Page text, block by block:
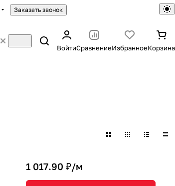
Заказать звонок
ВойтиСравнениеИзбранноеКорзина
1 017.90 ₽/м